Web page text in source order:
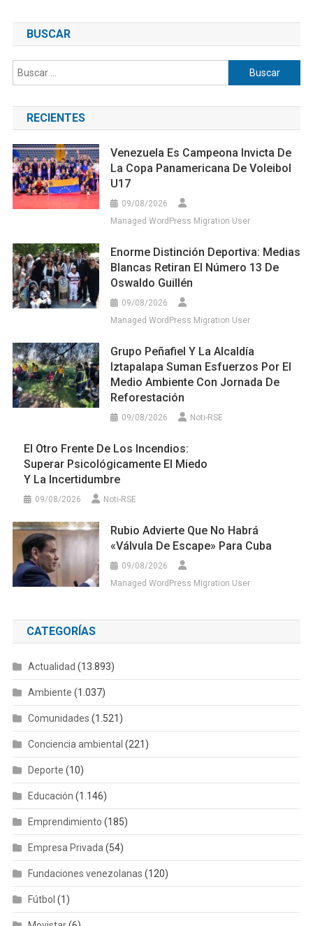
BUSCAR
Buscar:
RECIENTES
Venezuela Es Campeona Invicta De
La Copa Panamericana De Voleibol
U17
09/08/2026
Managed WordPress Migration User
Enorme Distinción Deportiva: Medias
Blancas Retiran El Número 13 De
Oswaldo Guillén
09/08/2026
Managed WordPress Migration User
Grupo Peñafiel Y La Alcaldía
Iztapalapa Suman Esfuerzos Por El
Medio Ambiente Con Jornada De
Reforestación
09/08/2026 Noti-RSE
El Otro Frente De Los Incendios:
Superar Psicológicamente El Miedo
Y La Incertidumbre
09/08/2026 Noti-RSE
Rubio Advierte Que No Habrá
«válvula De Escape» Para Cuba
09/08/2026
Managed WordPress Migration User
CATEGORÍAS
Actualidad (13.893)
Ambiente (1.037)
Comunidades (1.521)
Conciencia ambiental (221)
Deporte (10)
Educación (1.146)
Emprendimiento (185)
Empresa Privada (54)
Fundaciones venezolanas (120)
Fútbol (1)